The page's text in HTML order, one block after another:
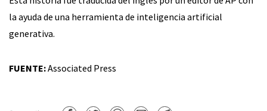
la ayuda de una herramienta de inteligencia artificial
generativa.
FUENTE:Associated Press